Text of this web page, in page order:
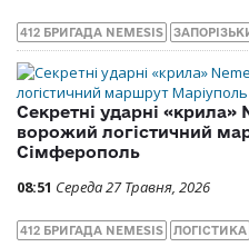
412 БРИГАДА NEMESIS
Секретні ударні «крила»
ворожий логістичний
Сімферополь
08:51 Середа 27 Травня, 2026
412 БРИГАДА NEMESIS ЛОГІСТИКА